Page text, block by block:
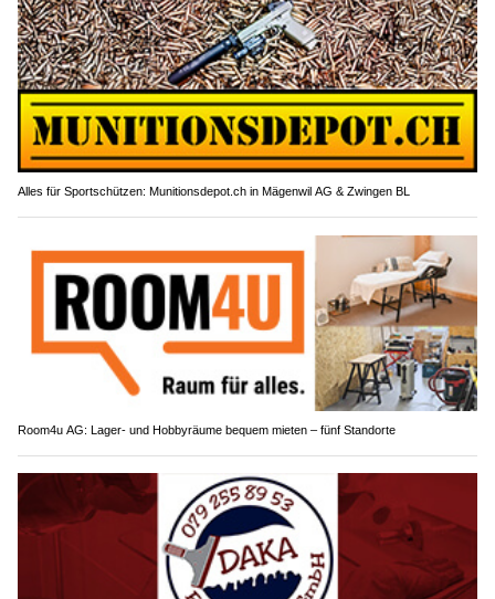
Alles für Sportschützen: Munitionsdepot.ch in Mägenwil AG & Zwingen BL
Room4u AG: Lager- und Hobbyräume bequem mieten – fünf Standorte